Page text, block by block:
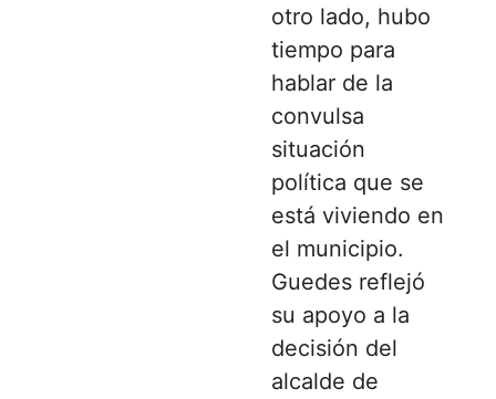
otro lado, hubo
tiempo para
hablar de la
convulsa
situación
política que se
está viviendo en
el municipio.
Guedes reflejó
su apoyo a la
decisión del
alcalde de